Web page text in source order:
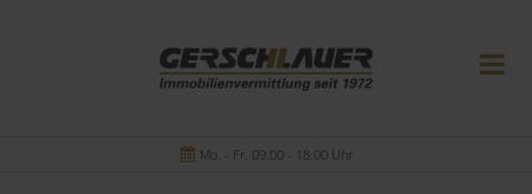
Mo. - Fr. 09.00 - 18.00 Uhr